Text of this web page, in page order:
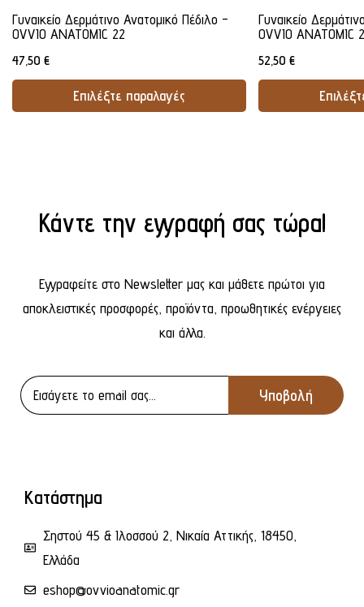
Γυναικείο Δερμάτινο Ανατομικό Πέδιλο -
OVVIO ANATOMIC 22
47,50 €
Επιλέξτε παραλαγές
Γυναικείο
OVVIO ANATOMIC
52,50 €
Κάντε την εγγραφή σας τώρα!
Εγγραφείτε στο Newsletter μας και μάθετε πρώτοι για
αποκλειστικές προσφορές, προϊόντα, προωθητικές ενέργειες
και άλλα.
Κατάστημα
Σηστού 45 & Ιλοσσού 2, Νικαία Αττικής, 18450,
Ελλάδα
eshop@ovvioanatomic.gr